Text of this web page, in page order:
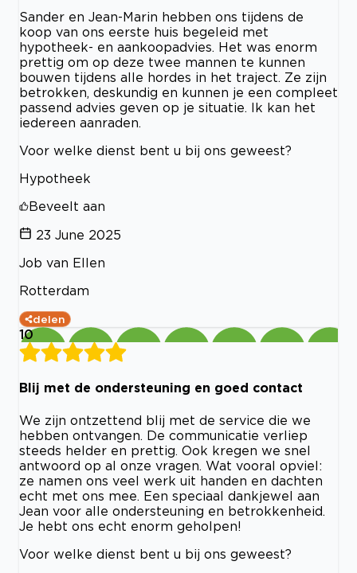
Sander en Jean-Marin hebben ons tijdens de
koop van ons eerste huis begeleid met
hypotheek- en aankoopadvies. Het was enorm
prettig om op deze twee mannen te kunnen
bouwen tijdens alle hordes in het traject. Ze zijn
betrokken, deskundig en kunnen je een compleet
passend advies geven op je situatie. Ik kan het
iedereen aanraden.
Voor welke dienst bent u bij ons geweest?
Hypotheek
Beveelt aan
23 June 2025
Job van Ellen
Rotterdam
delen
10
Blij met de ondersteuning en goed contact
We zijn ontzettend blij met de service die we
hebben ontvangen. De communicatie verliep
steeds helder en prettig. Ook kregen we snel
antwoord op al onze vragen. Wat vooral opviel:
ze namen ons veel werk uit handen en dachten
echt met ons mee. Een speciaal dankjewel aan
Jean voor alle ondersteuning en betrokkenheid.
Je hebt ons echt enorm geholpen!
Voor welke dienst bent u bij ons geweest?